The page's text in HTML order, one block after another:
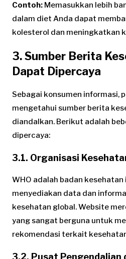
Contoh: Memasukkan lebih
dalam diet Anda dapat
kolesterol dan meningkatkan
3. Sumber Berita
Dapat Dipercaya
Sebagai konsumen informasi,
mengetahui sumber berita
diandalkan. Berikut adalah
dipercaya:
3.1. Organisasi
WHO adalah badan
menyediakan data dan
kesehatan global. Website
yang sangat berguna untuk
rekomendasi terkait
3.2. Pusat Pengendalian